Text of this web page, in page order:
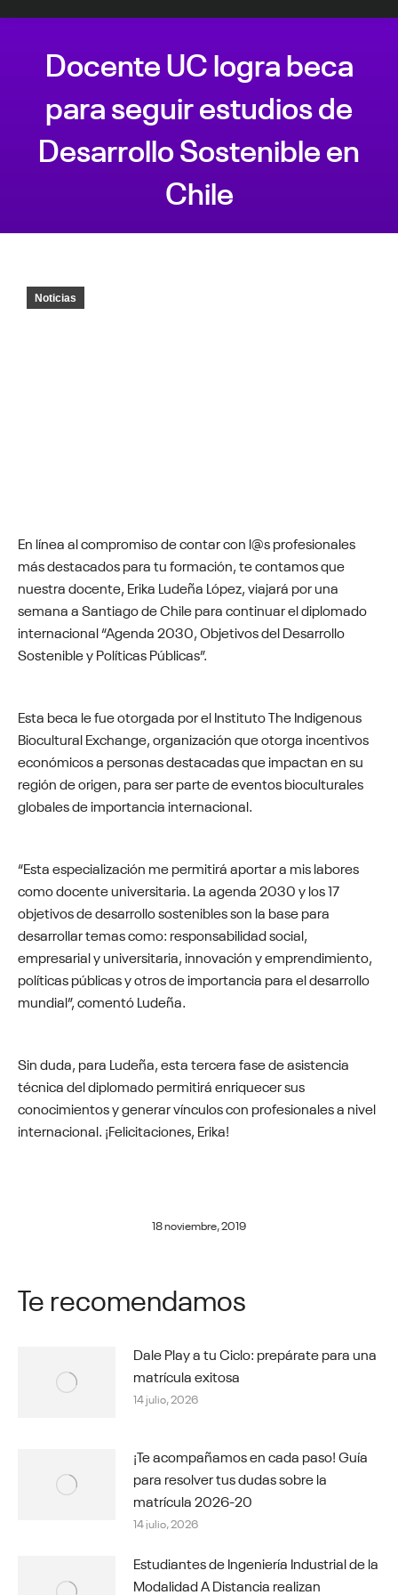
Docente UC logra beca
para seguir estudios de
Desarrollo Sostenible en
Chile
Noticias
En línea al compromiso de contar con l@s profesionales
más destacados para tu formación, te contamos que
nuestra docente, Erika Ludeña López, viajará por una
semana a Santiago de Chile para continuar el diplomado
internacional “Agenda 2030, Objetivos del Desarrollo
Sostenible y Políticas Públicas”.
Esta beca le fue otorgada por el Instituto The Indigenous
Biocultural Exchange, organización que otorga incentivos
económicos a personas destacadas que impactan en su
región de origen, para ser parte de eventos bioculturales
globales de importancia internacional.
“Esta especialización me permitirá aportar a mis labores
como docente universitaria. La agenda 2030 y los 17
objetivos de desarrollo sostenibles son la base para
desarrollar temas como: responsabilidad social,
empresarial y universitaria, innovación y emprendimiento,
políticas públicas y otros de importancia para el desarrollo
mundial”, comentó Ludeña.
Sin duda, para Ludeña, esta tercera fase de asistencia
técnica del diplomado permitirá enriquecer sus
conocimientos y generar vínculos con profesionales a nivel
internacional. ¡Felicitaciones, Erika!
18 noviembre, 2019
Te recomendamos
Dale Play a tu Ciclo: prepárate para una
matrícula exitosa
14 julio, 2026
¡Te acompañamos en cada paso! Guía
para resolver tus dudas sobre la
matrícula 2026-20
14 julio, 2026
Estudiantes de Ingeniería Industrial de la
Modalidad A Distancia realizan